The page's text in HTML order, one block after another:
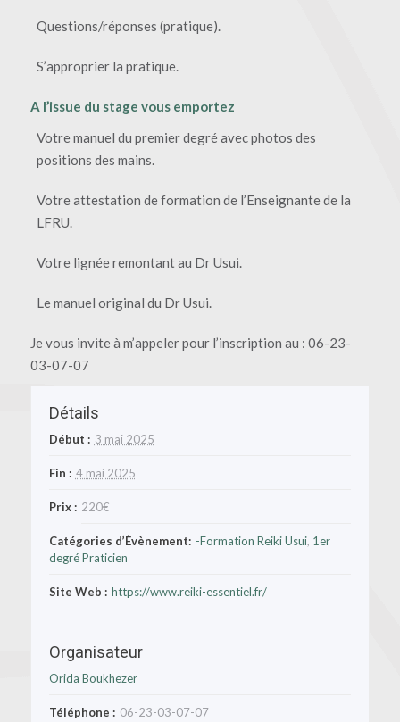
Questions/réponses (pratique).
S’approprier la pratique.
A l’issue du stage vous emportez
Votre manuel du premier degré avec photos des
positions des mains.
Votre attestation de formation de l’Enseignante de la
LFRU.
Votre lignée remontant au Dr Usui.
Le manuel original du Dr Usui.
Je vous invite à m’appeler pour l’inscription au : 06-23-
03-07-07
Détails
Début : 3 mai 2025
Fin : 4 mai 2025
Prix : 220€
Catégories d’Évènement: -Formation Reiki Usui, 1er
degré Praticien
Site Web : https://www.reiki-essentiel.fr/
Organisateur
Orida Boukhezer
Téléphone : 06-23-03-07-07